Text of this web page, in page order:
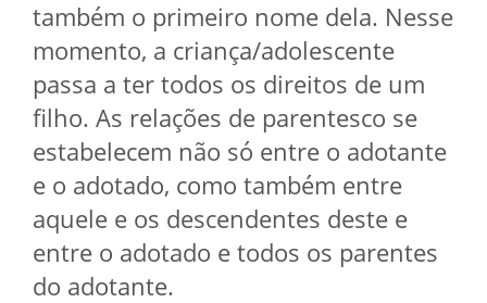
também o primeiro nome dela. Nesse
momento, a criança/adolescente
passa a ter todos os direitos de um
filho. As relações de parentesco se
estabelecem não só entre o adotante
e o adotado, como também entre
aquele e os descendentes deste e
entre o adotado e todos os parentes
do adotante.